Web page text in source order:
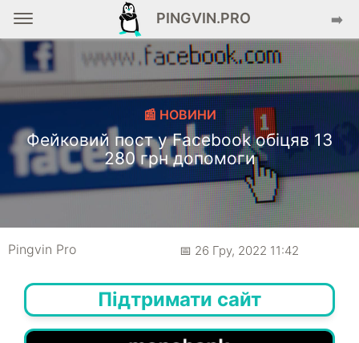
PINGVIN.PRO ➡️
📰 НОВИНИ
Фейковий пост у Facebook обіцяв 13
280 грн допомоги
Pingvin Pro 📅 26 Гру, 2022 11:42
Підтримати сайт